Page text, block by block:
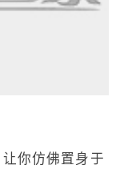
你仿佛置身于